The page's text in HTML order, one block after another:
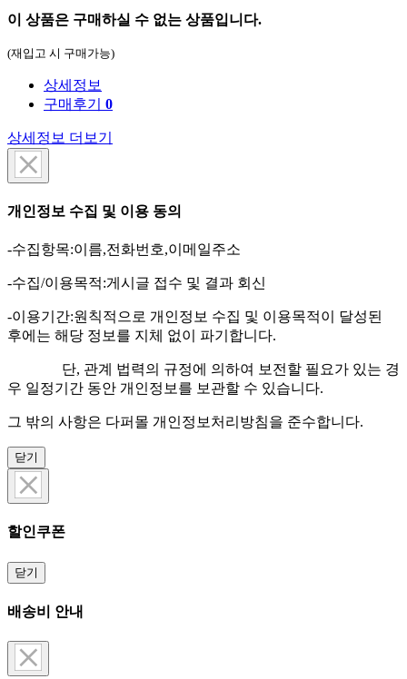
이 상품은 구매하실 수 없는 상품입니다.
(재입고 시 구매가능)
상세정보
구매후기 0
상세정보 더보기
개인정보 수집 및 이용 동의
-수집항목:이름,전화번호,이메일주소
-수집/이용목적:게시글 접수 및 결과 회신
-이용기간:원칙적으로 개인정보 수집 및 이용목적이 달성된
후에는 해당 정보를 지체 없이 파기합니다.
단, 관계 법력의 규정에 의하여 보전할 필요가 있는 경
우 일정기간 동안 개인정보를 보관할 수 있습니다.
그 밖의 사항은 다퍼몰 개인정보처리방침을 준수합니다.
닫기
할인쿠폰
닫기
배송비 안내